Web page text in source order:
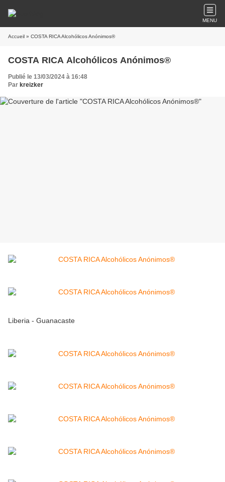
MENU
Accueil » COSTA RICA Alcohólicos Anónimos®
COSTA RICA Alcohólicos Anónimos®
Publié le 13/03/2024 à 16:48
Par kreizker
Liberia - Guanacaste